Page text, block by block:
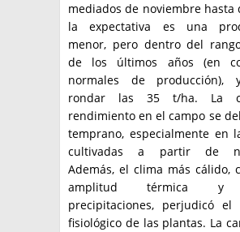
mediados de noviembre hasta
la expectativa es una
menor, pero dentro del
de los últimos años (en
normales de producción),
rondar las 35 t/ha. La
rendimiento en el campo se
temprano, especialmente en
cultivadas a partir de
Además, el clima más cálido,
amplitud térmica y
precipitaciones, perjudicó el
fisiológico de las plantas. La